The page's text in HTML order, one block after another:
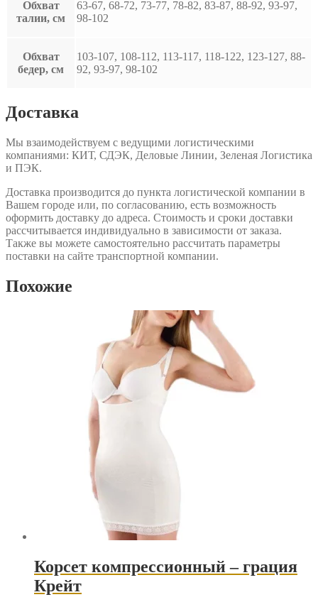
Обхват
талии, см
63-67, 68-72, 73-77, 78-82, 83-87, 88-92, 93-97,
98-102
Обхват
бедер, см
103-107, 108-112, 113-117, 118-122, 123-127, 88-
92, 93-97, 98-102
Доставка
Мы взаимодействуем с ведущими логистическими
компаниями: КИТ, СДЭК, Деловые Линии, Зеленая Логистика
и ПЭК.
Доставка производится до пункта логистической компании в
Вашем городе или, по согласованию, есть возможность
оформить доставку до адреса. Стоимость и сроки доставки
рассчитывается индивидуально в зависимости от заказа.
Также вы можете самостоятельно рассчитать параметры
поставки на сайте транспортной компании.
Похожие
Корсет компрессионный – грация
Крейт